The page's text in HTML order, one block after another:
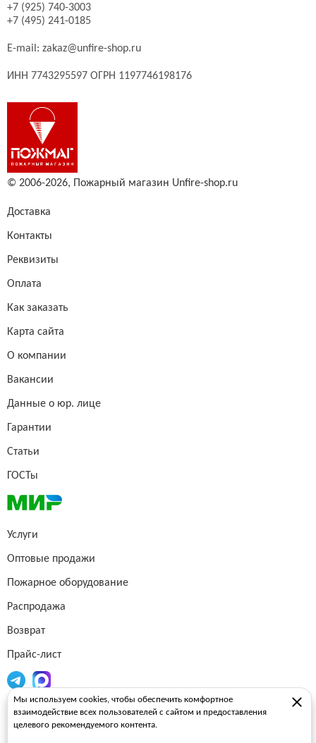
+7 (925) 740-3003
+7 (495) 241-0185
E-mail: zakaz@unfire-shop.ru
ИНН 7743295597 ОГРН 1197746198176
© 2006-2026, Пожарный магазин Unfire-shop.ru
Доставка
Контакты
Реквизиты
Оплата
Как заказать
Карта сайта
О компании
Вакансии
Данные о юр. лице
Гарантии
Статьи
ГОСТы
Услуги
Оптовые продажи
Пожарное оборудование
Распродажа
Возврат
Прайс-лист
Огнетушители
Мы используем cookies, чтобы обеспечить комфортное
взаимодействие всех пользователей с сайтом и предоставления
целевого рекомендуемого контента.